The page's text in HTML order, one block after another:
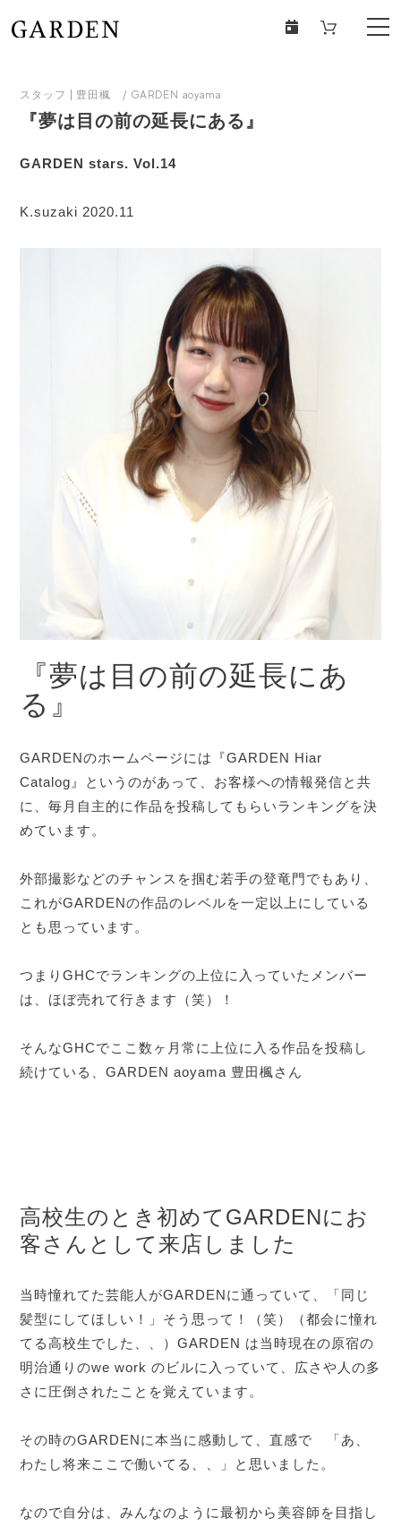
スタッフ 豊田楓 / GARDEN aoyama
『夢は目の前の延長にある』
GARDEN stars. Vol.14
K.suzaki 2020.11
『夢は目の前の延長にあ
る』
GARDENのホームページには『GARDEN Hiar
Catalog』というのがあって、お客様への情報発信と共
に、毎月自主的に作品を投稿してもらいランキングを決
めています。
外部撮影などのチャンスを掴む若手の登竜門でもあり、
これがGARDENの作品のレベルを一定以上にしている
とも思っています。
つまりGHCでランキングの上位に入っていたメンバー
は、ほぼ売れて行きます（笑）！
そんなGHCでここ数ヶ月常に上位に入る作品を投稿し
続けている、GARDEN aoyama 豊田楓さん
高校生のとき初めてGARDENにお
客さんとして来店しました
当時憧れてた芸能人がGARDENに通っていて、「同じ
髪型にしてほしい！」そう思って！（笑）（都会に憧れ
てる高校生でした、、）GARDEN は当時現在の原宿の
明治通りのwe work のビルに入っていて、広さや人の多
さに圧倒されたことを覚えています。
その時のGARDENに本当に感動して、直感で 「あ、
わたし将来ここで働いてる、、」と思いました。
なので自分は、みんなのように最初から美容師を目指し